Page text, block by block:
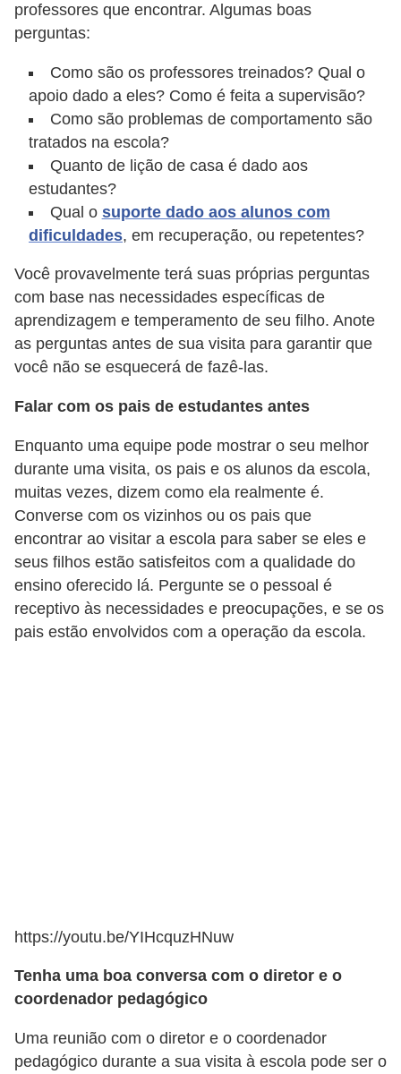
professores que encontrar. Algumas boas
perguntas:
Como são os professores treinados? Qual o
apoio dado a eles? Como é feita a supervisão?
Como são problemas de comportamento são
tratados na escola?
Quanto de lição de casa é dado aos
estudantes?
Qual o suporte dado aos alunos com
dificuldades, em recuperação, ou repetentes?
Você provavelmente terá suas próprias perguntas
com base nas necessidades específicas de
aprendizagem e temperamento de seu filho. Anote
as perguntas antes de sua visita para garantir que
você não se esquecerá de fazê-las.
Falar com os pais de estudantes antes
Enquanto uma equipe pode mostrar o seu melhor
durante uma visita, os pais e os alunos da escola,
muitas vezes, dizem como ela realmente é.
Converse com os vizinhos ou os pais que
encontrar ao visitar a escola para saber se eles e
seus filhos estão satisfeitos com a qualidade do
ensino oferecido lá. Pergunte se o pessoal é
receptivo às necessidades e preocupações, e se os
pais estão envolvidos com a operação da escola.
https://youtu.be/YIHcquzHNuw
Tenha uma boa conversa com o diretor e o
coordenador pedagógico
Uma reunião com o diretor e o coordenador
pedagógico durante a sua visita à escola pode ser o